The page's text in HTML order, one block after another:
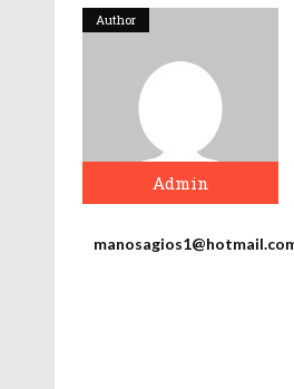
Author
Admin